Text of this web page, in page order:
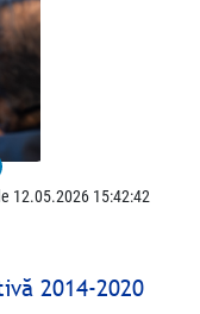
12.05.2026 15:42:42
2014-2020